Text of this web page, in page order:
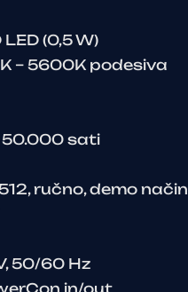
(0,5 W)
– 5600K podesiva
50.000 sati
ručno, demo način
50/60 Hz
in/out